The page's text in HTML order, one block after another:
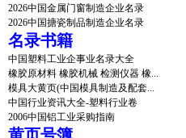
2026中国金属门窗制造企业名录
2026中国搪瓷制品制造企业名录
名录书籍
中国塑料工业企事业名录大全
橡胶原材料 橡胶机械 检测仪器 橡...
模具大黄页(中国模具制造及配套...
中国行业资讯大全-塑料行业卷
2006中国铝工业采购指南